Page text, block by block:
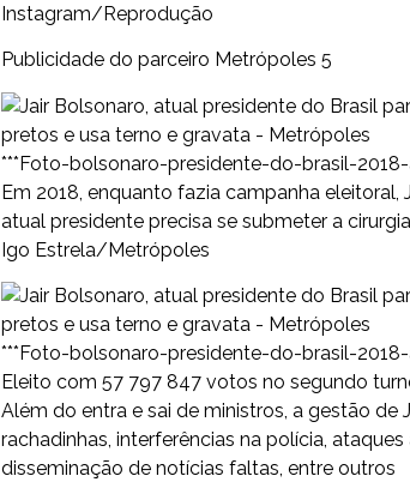
Instagram/Reprodução
Publicidade do parceiro Metrópoles 5
***Foto-bolsonaro-presidente-do-brasil-2018-
Em 2018, enquanto fazia campanha
atual presidente precisa se submeter a
Igo Estrela/Metrópoles
***Foto-bolsonaro-presidente-do-brasil-2018-
Eleito com 57 797 847 votos no segundo
Além do entra e sai de ministros, a gestão
rachadinhas, interferências na polícia,
disseminação de notícias faltas, entre outros